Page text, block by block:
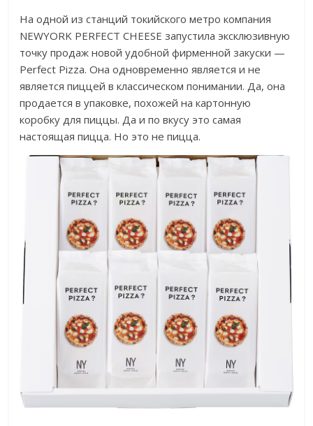
На одной из станций токийского метро компания
NEWYORK PERFECT CHEESE запустила эксклюзивную
точку продаж новой удобной фирменной закуски —
Perfect Pizza. Она одновременно является и не
является пиццей в классическом понимании. Да, она
продается в упаковке, похожей на картонную
коробку для пиццы. Да и по вкусу это самая
настоящая пицца. Но это не пицца.